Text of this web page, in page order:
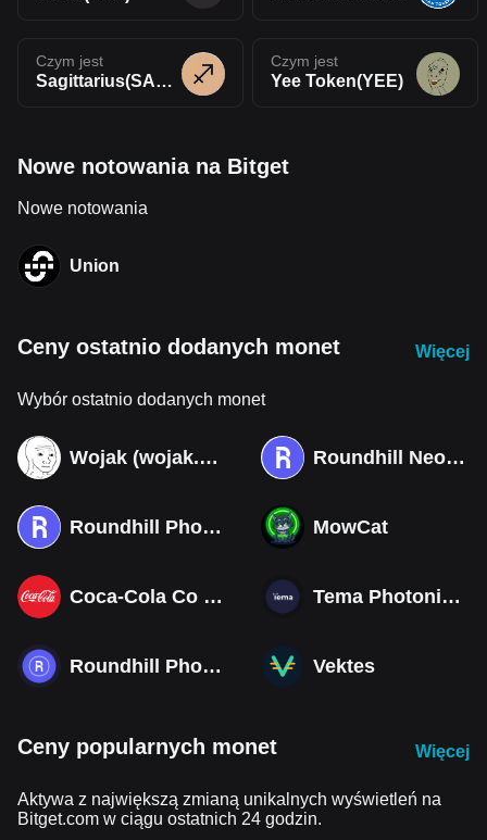
Czym jest
Sagittarius(SAGIT)
Czym jest
Yee Token(YEE)
Nowe notowania na Bitget
Nowe notowania
Union
Ceny ostatnio dodanych monet Więcej
Wybór ostatnio dodanych monet
Wojak (wojak.art) Roundhill Neocloud ETF (Derivatives)
Roundhill Photonics & Optics ETF (Derivatives) MowCat
Coca-Cola Co (Derivatives) Tema Photonics & Optical ETF
Roundhill Photonics & Optics ETF Vektes
Ceny popularnych monet Więcej
Aktywa z największą zmianą unikalnych wyświetleń na
Bitget.com w ciągu ostatnich 24 godzin.